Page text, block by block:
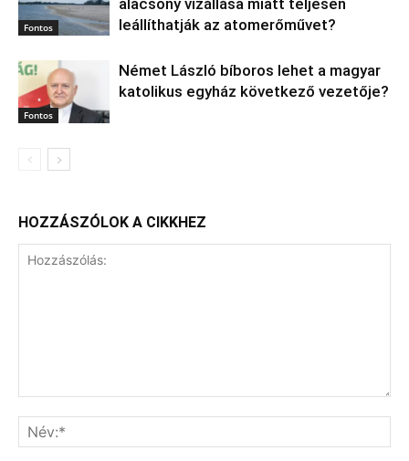
Fontos
leállíthatják az atomerőművet?
Fontos
Német László bíboros lehet a magyar
katolikus egyház következő vezetője?
HOZZÁSZÓLOK A CIKKHEZ